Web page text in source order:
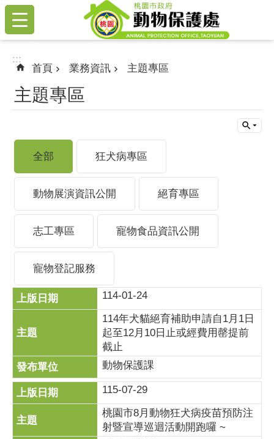
跳到主要內容區塊
:::
:::
首頁 業務資訊 主題專區
主題專區
全部 狂犬病專區
動物展演資訊公開 絕育專區
志工專區 寵物食品資訊公開
寵物登記服務
114-01-24
114年犬貓絕育補助申請自1月1日
起至12月10日止或經費用罄提前
截止
動物保護課
115-07-29
桃園市8月動物狂犬病疫苗預防注
射暨宣導巡迴活動開跑囉 ~